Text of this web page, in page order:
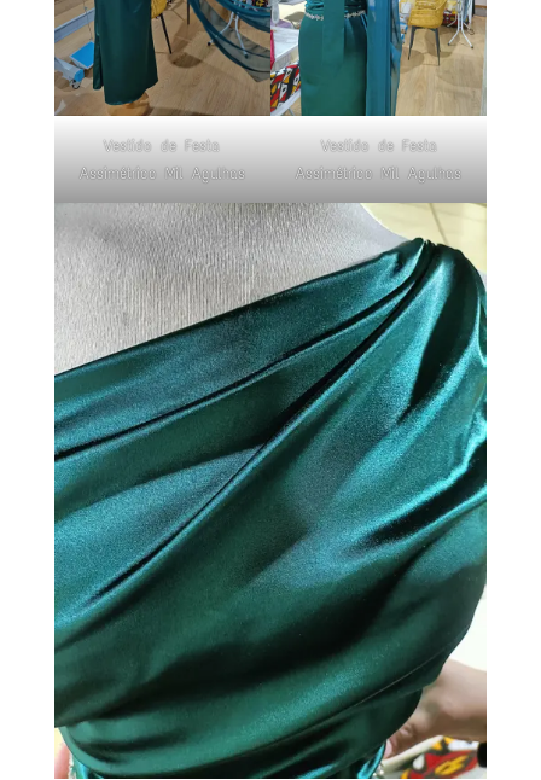
Vestido de Festa
Assimétrico Mil Agulhas
Vestido de Festa
Assimétrico Mil Agulhas